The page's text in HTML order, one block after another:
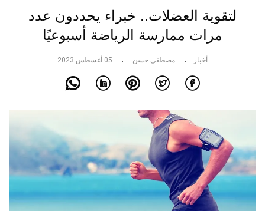
لتقوية العضلات.. خبراء يحددون عدد
مرات ممارسة الرياضة أسبوعيًا
أخبار مصطفى حسن 05 أغسطس 2023